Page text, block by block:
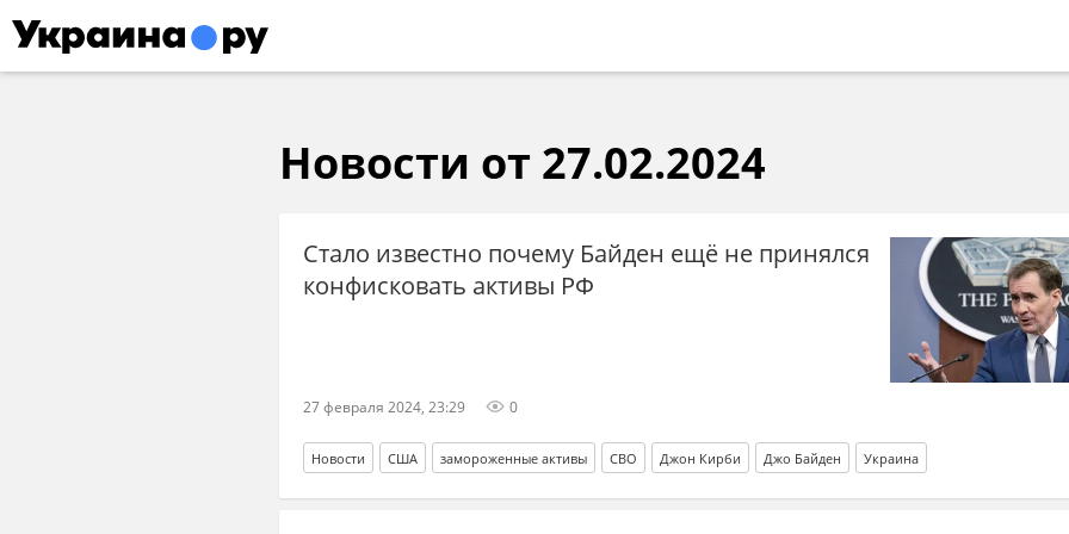
Новости от 27.02.2024
Стало известно почему Байден ещё не принялся
конфисковать активы РФ
27 февраля 2024, 23:29 0
Новости США замороженные активы СВО Джон Кирби Джо Байден Украина